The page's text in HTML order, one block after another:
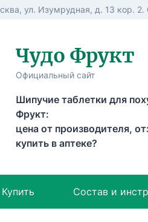
ул. Изумрудная, д. 13 кор.
Чудо Фрукт
Официальный сайт
Шипучие таблетки для
Фрукт:
цена от производителя,
купить в аптеке?
Купить Состав и